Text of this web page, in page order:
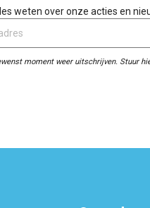
weten over onze acties en
moment weer uitschrijven. Stuur